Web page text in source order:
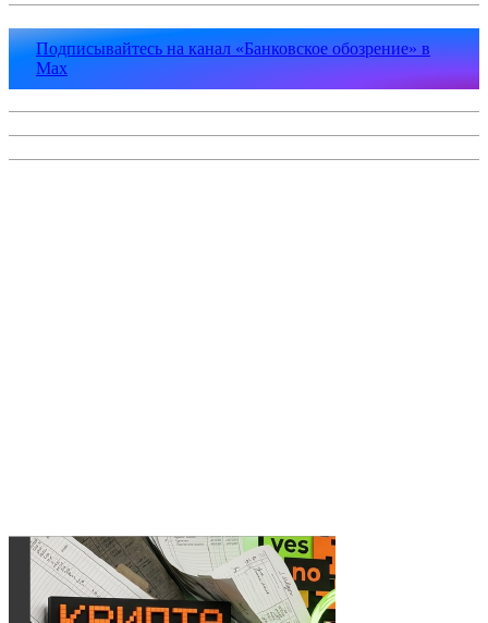
Подписывайтесь на канал «Банковское обозрение» в
Max